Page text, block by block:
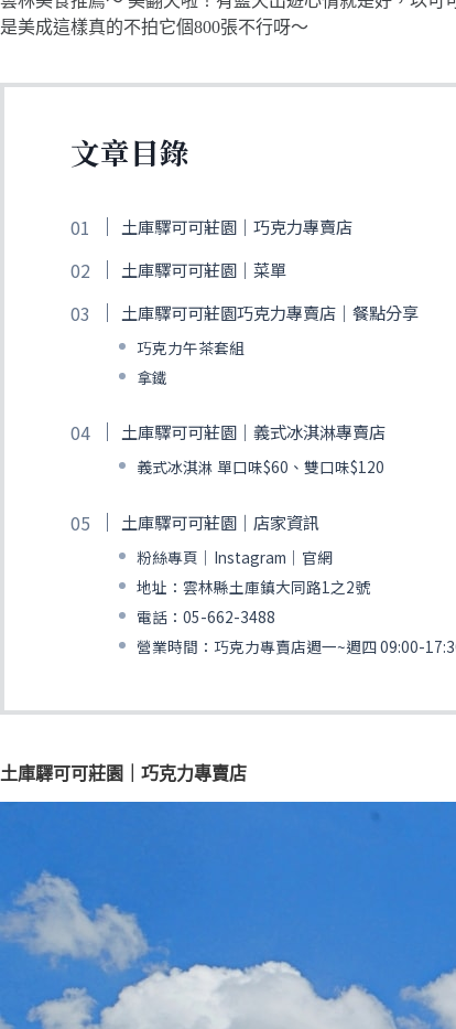
是美成這樣真的不拍它個800張不行呀～
文章目錄
土庫驛可可莊園｜巧克力專賣店
土庫驛可可莊園｜菜單
土庫驛可可莊園巧克力專賣店｜餐點分享
巧克力午茶套組
拿鐵
土庫驛可可莊園｜義式冰淇淋專賣店
義式冰淇淋 單口味$60、雙口味$120
土庫驛可可莊園｜店家資訊
粉絲專頁｜Instagram｜官網
地址：雲林縣土庫鎮大同路1之2號
電話：05-662-3488
營業時間：巧克力專賣店週一~週四 09:00-
土庫驛可可莊園｜巧克力專賣店